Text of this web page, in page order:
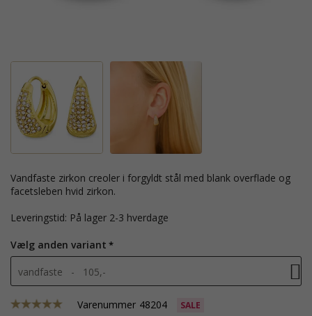
vandfaste zirkon creoler i forgyldt stål med blank overflade og
facetsleben hvid zirkon.
Leveringstid: På lager 2-3 hverdage
Vælg anden variant
vandfaste - 105,-
Varenummer 48204 SALE